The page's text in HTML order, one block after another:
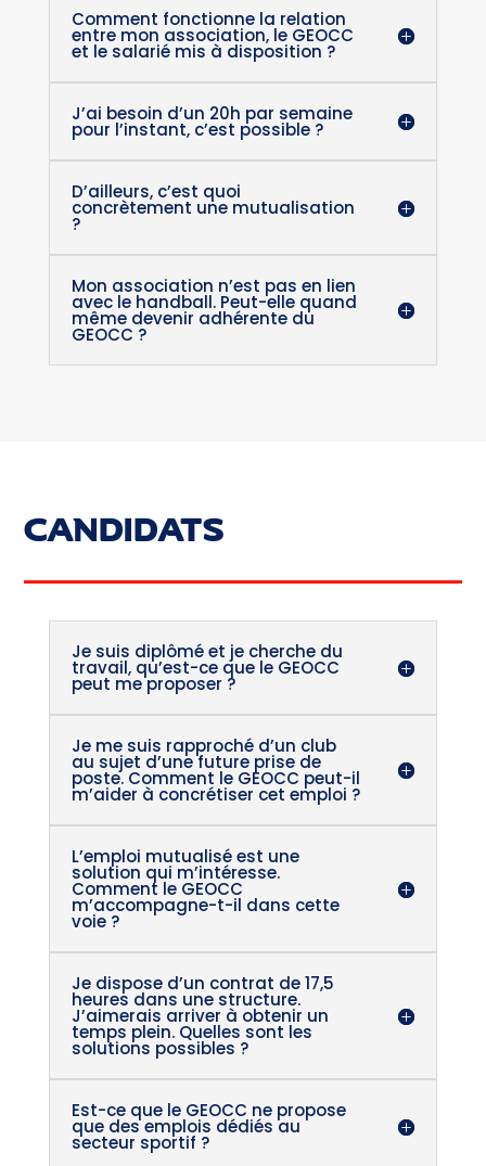
Comment fonctionne la relation
entre mon association, le GEOCC
et le salarié mis à disposition ?
J’ai besoin d’un 20h par semaine
pour l’instant, c’est possible ?
D’ailleurs, c’est quoi
concrètement une mutualisation
?
Mon association n’est pas en lien
avec le handball. Peut-elle quand
même devenir adhérente du
GEOCC ?
CANDIDATS
Je suis diplômé et je cherche du
travail, qu’est-ce que le GEOCC
peut me proposer ?
Je me suis rapproché d’un club
au sujet d’une future prise de
poste. Comment le GEOCC peut-il
m’aider à concrétiser cet emploi ?
L’emploi mutualisé est une
solution qui m’intéresse.
Comment le GEOCC
m’accompagne-t-il dans cette
voie ?
Je dispose d’un contrat de 17,5
heures dans une structure.
J’aimerais arriver à obtenir un
temps plein. Quelles sont les
solutions possibles ?
Est-ce que le GEOCC ne propose
que des emplois dédiés au
secteur sportif ?